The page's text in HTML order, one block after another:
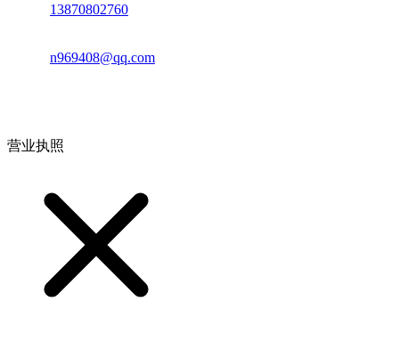
13870802760
n969408@qq.com
营业执照